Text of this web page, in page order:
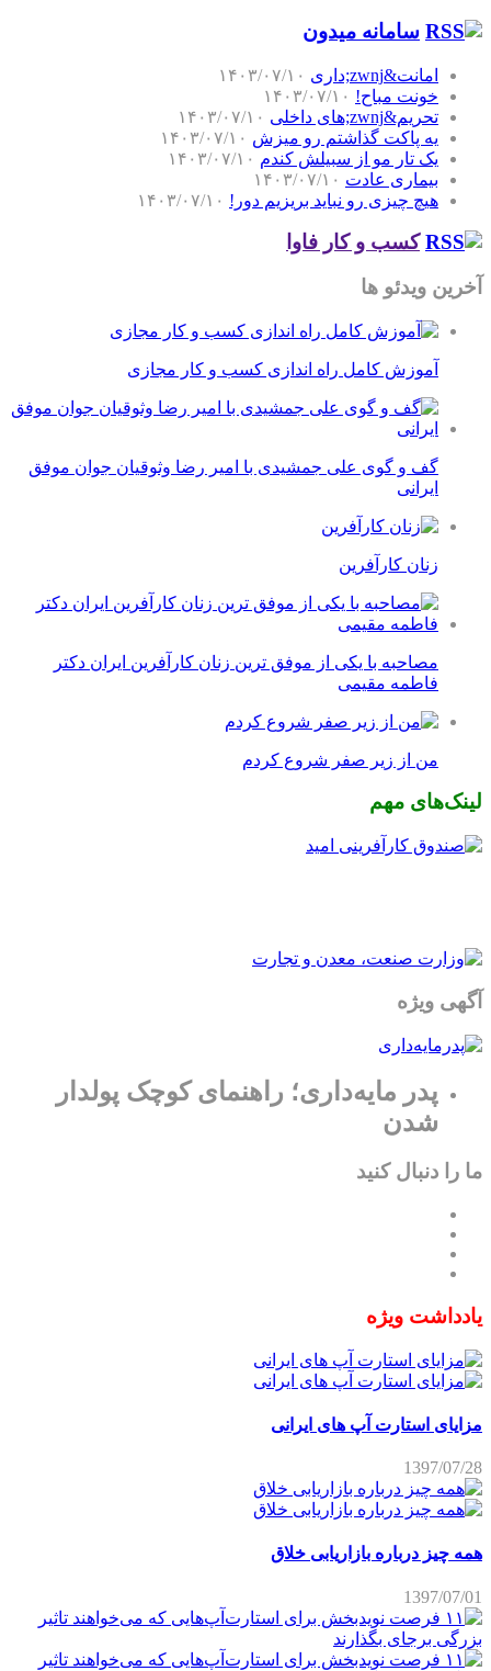
سامانه میدون
امانت&zwnj;داری
۱۴۰۳/۰۷/۱۰
خونت مباح! ۱۴۰۳/۰۷/۱۰
تحریم&zwnj;های داخلی
۱۴۰۳/۰۷/۱۰
یه پاکت گذاشتم رو میزش ۱۴۰۳/۰۷/۱۰
یک تار مو از سبیلش کندم ۱۴۰۳/۰۷/۱۰
بیماری عادت ۱۴۰۳/۰۷/۱۰
هیچ چیزی رو نباید بریزیم دور! ۱۴۰۳/۰۷/۱۰
کسب و کار فاوا
آخرین ویدئو ها
آموزش کامل راه اندازی کسب و کار مجازی
گف و گوی علی جمشیدی با امیر رضا وثوقیان جوان موفق
ایرانی
زنان کارآفرین
مصاحبه با یکی از موفق ترین زنان کارآفرین ایران دکتر
فاطمه مقیمی
من از زیر صفر شروع کردم
لینک‌های مهم
آگهی ویژه
پدر مایه‌داری؛ راهنمای کوچک پولدار
شدن
ما را دنبال کنید
یادداشت ویژه
مزایای استارت آپ های ایرانی
1397/07/28
همه چیز درباره بازاریابی خلاق
1397/07/01